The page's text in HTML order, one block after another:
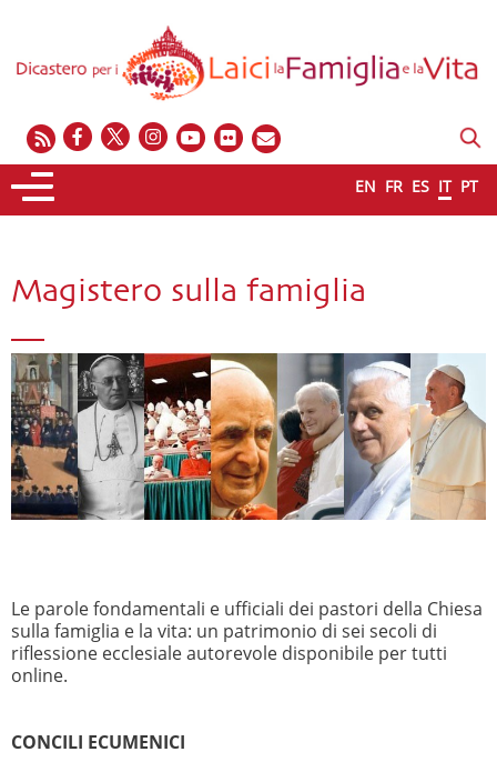
EN FR ES IT PT
Magistero sulla famiglia
Le parole fondamentali e ufficiali dei pastori della Chiesa
sulla famiglia e la vita: un patrimonio di sei secoli di
riflessione ecclesiale autorevole disponibile per tutti
online.
CONCILI ECUMENICI